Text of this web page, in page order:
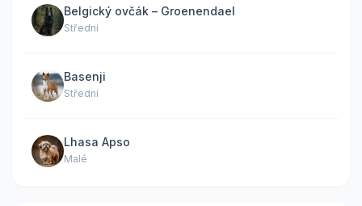
Belgický ovčák – Groenendael
Střední
Basenji
Střední
Lhasa Apso
Malé